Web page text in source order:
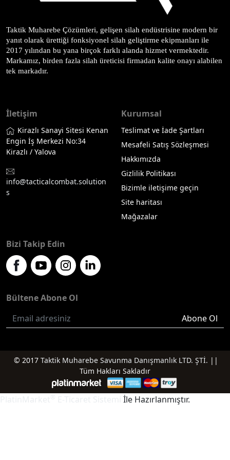
Taktik Muharebe Çözümleri, gelişen silah endüstrisine modern bir
yanıt olarak ürettiği fonksiyonel silah geliştirme ekipmanları ile
2017 yılından bu yana birçok farklı alanda hizmet vermektedir.
Markamız, birden fazla silah üreticisi firmadan kalite onayı alabilen
tek markadır.
İletişim
Kirazlı Sanayi Sitesi Kenan
Engin İş Merkezi No:34
Kirazlı / Yalova
info@tacticalcombat.solution
s
Kurumsal
Teslimat ve İade Şartları
Mesafeli Satış Sözleşmesi
Hakkımızda
Gizlilik Politikası
Bizimle iletişime geçin
Site haritası
Mağazalar
Bizi Takip Edin
Bültene Abone Ol
Abone Ol
© 2017 Taktik Muharebe Savunma Danışmanlık LTD. ŞTİ. ||
Tüm Hakları Sakladır
İle Hazırlanmıştır.